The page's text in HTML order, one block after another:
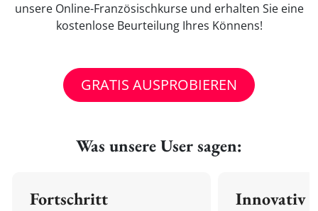
unsere Online-Französischkurse und erhalten Sie eine
kostenlose Beurteilung Ihres Könnens!
GRATIS AUSPROBIEREN
Was unsere User sagen:
Fortschritt Innovativ